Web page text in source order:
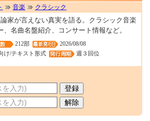
音楽 クラシック
家が言えない真実を語る。クラシック音楽
、名曲名盤紹介、コンサート情報など。
212部
2026/08/08
け/テキスト形式
週３回位